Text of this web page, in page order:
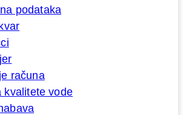
podataka
računa
kvalitete vode